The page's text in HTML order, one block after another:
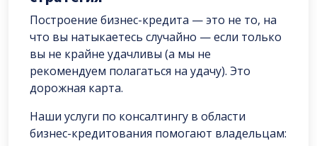
Построение бизнес-кредита — это не то, на
что вы натыкаетесь случайно — если только
вы не крайне удачливы (а мы не
рекомендуем полагаться на удачу). Это
дорожная карта.
Наши услуги по консалтингу в области
бизнес-кредитования помогают владельцам: